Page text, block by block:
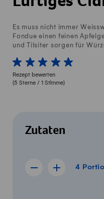
Es muss nicht immer
Fondue einen feinen
und Tilsiter sorgen für
1 von 5 Sterne
2 von 5 Sterne
3 von 5 Sterne
4 von 5 Sterne
5 von 5 Sterne
Rezept bewerten
(5 Sterne / 1 Stimme)
Zutaten
4 Portionen
Rezept für 3
Rezept für 5
4